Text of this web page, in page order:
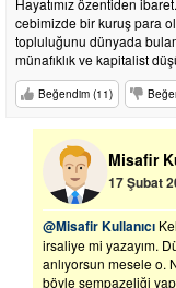
cebimizde bir kuruş para
topluluğunu dünyada
münafıklık ve kapitalist
Beğendim (11)
Misafir
17 Şubat
@Misafir Kullanıcı
irsaliye mi yazayım.
anlıyorsun mesele o.
böyle şempazeliği